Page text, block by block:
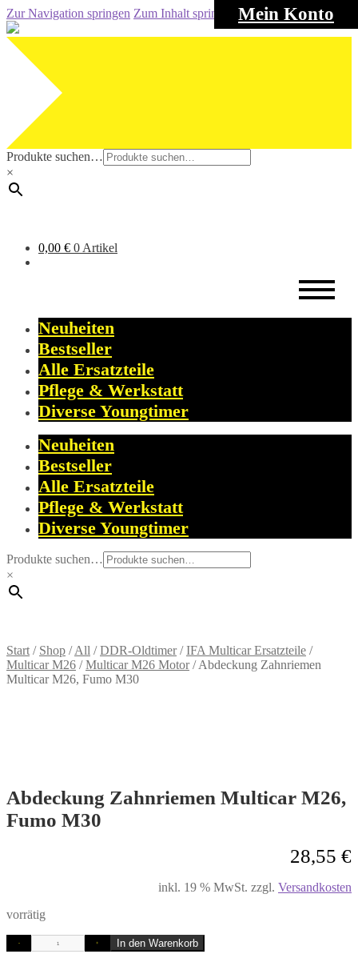
Mein Konto
Zur Navigation springen Zum Inhalt springen
Produkte suchen…
×
0,00 € 0 Artikel
Neuheiten
Bestseller
Alle Ersatzteile
Pflege & Werkstatt
Diverse Youngtimer
Neuheiten
Bestseller
Alle Ersatzteile
Pflege & Werkstatt
Diverse Youngtimer
Produkte suchen…
×
Start / Shop /All /DDR-Oldtimer/IFA Multicar Ersatzteile /
Multicar M26 /Multicar M26 Motor/Abdeckung Zahnriemen
Multicar M26, Fumo M30
Abdeckung Zahnriemen Multicar M26,
Fumo M30
28,55 €
inkl. 19 % MwSt. zzgl. Versandkosten
vorrätig
- + In den Warenkorb